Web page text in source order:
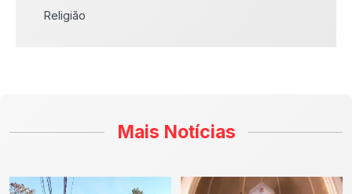
Religião
Mais Notícias